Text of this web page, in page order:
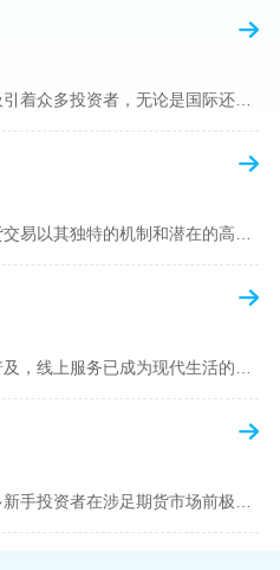
期货市场一直以其独特的魅力吸引着众多投资者，无论是国际还是国内场景下，其波澜壮阔的市场行情都给予了投资者无限遐想。今天，我们将深入探讨一个特别的问题——"国内期货可以做空吗"？这个问题不仅关乎投资者的策略布局，更涉及到期货市场机制的基本理解。在深入探讨之前，我们首先需要明确几个期货市场的基础概念。期货，是指在标准化合约基础上，双方承诺在未来某一特定时间以约定价格买卖一定数量的商品或金融产品的合约。它允訸投资者通过买入（做多）或卖出（做空）合约来预测未来价格的变动。我们来揭开国